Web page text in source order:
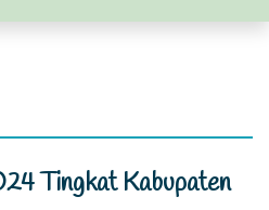
Tingkat Kabupaten